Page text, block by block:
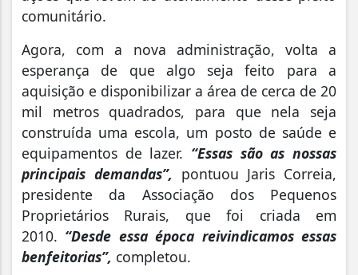
comunitário.
Agora, com a nova administração, volta a
esperança de que algo seja feito para a
aquisição e disponibilizar a área de cerca de 20
mil metros quadrados, para que nela seja
construída uma escola, um posto de saúde e
equipamentos de lazer. “Essas são as nossas
principais demandas”, pontuou Jaris Correia,
presidente da Associação dos Pequenos
Proprietários Rurais, que foi criada em
2010. “Desde essa época reivindicamos essas
benfeitorias”, completou.